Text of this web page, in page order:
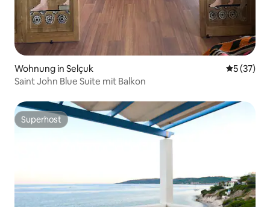
Wohnung in Selçuk
5 (37)
Saint John Blue Suite mit Balkon
Superhost
Superhost